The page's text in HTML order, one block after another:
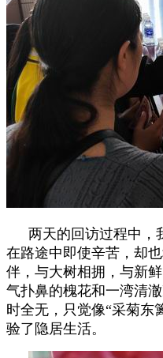
两天的回访过程中，
在路途中即使辛苦，却
伴，与大树相拥，与新
气扑鼻的槐花和一湾清
时全无，只觉像“采菊东
验了隐居生活。